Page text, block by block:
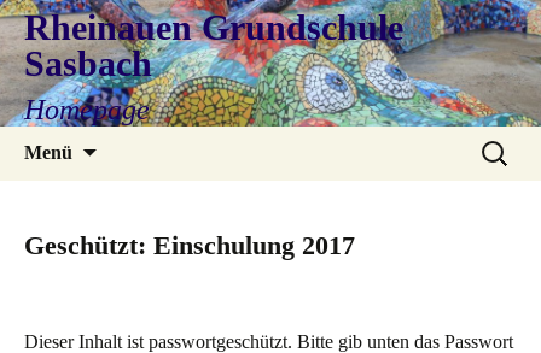
Rheinauen Grundschule
Sasbach
Homepage
Menü
Suchen
nach:
Geschützt: Einschulung 2017
Dieser Inhalt ist passwortgeschützt. Bitte gib unten das Passwort